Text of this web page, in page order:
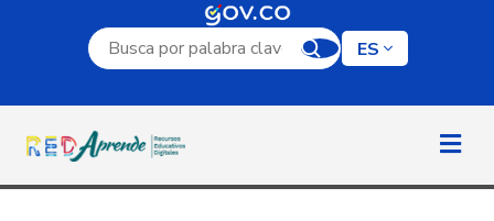
Campo de búsqueda por palabra clave
ES